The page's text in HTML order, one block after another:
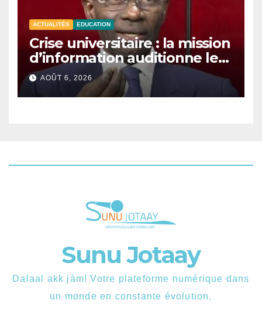
ACTUALITÉS EDUCATION
Crise universitaire : la mission
d’information auditionne le
ministre Boubacar Camara.
AOÛT 6, 2026
Sunu Jotaay
Dalaal akk jàm! Votre plateforme numérique dans
un monde en constante évolution.